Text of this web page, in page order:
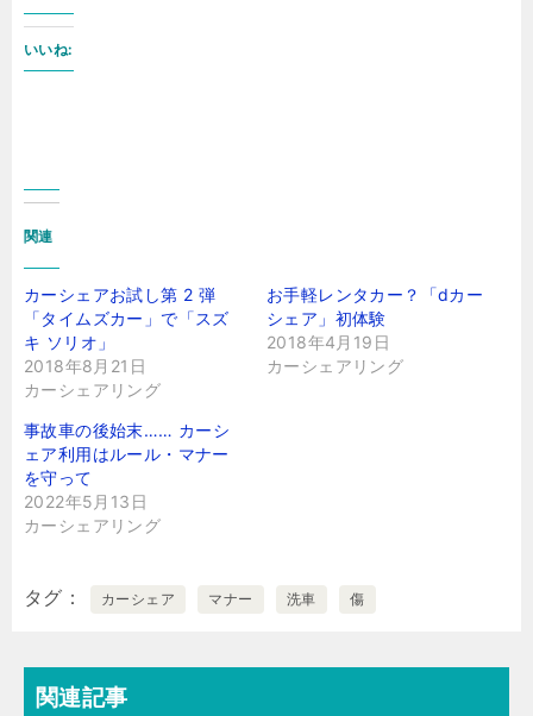
いいね:
関連
カーシェアお試し第 2 弾
「タイムズカー」で「スズ
キ ソリオ」
2018年8月21日
カーシェアリング
お手軽レンタカー？「dカー
シェア」初体験
2018年4月19日
カーシェアリング
事故車の後始末…… カーシ
ェア利用はルール・マナー
を守って
2022年5月13日
カーシェアリング
タグ カーシェア マナー 洗車 傷
関連記事